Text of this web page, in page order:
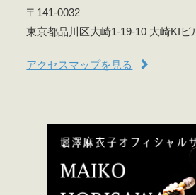
〒141-0032
東京都品川区大崎1-19-10 大崎KIビ
アクセスマップを見る